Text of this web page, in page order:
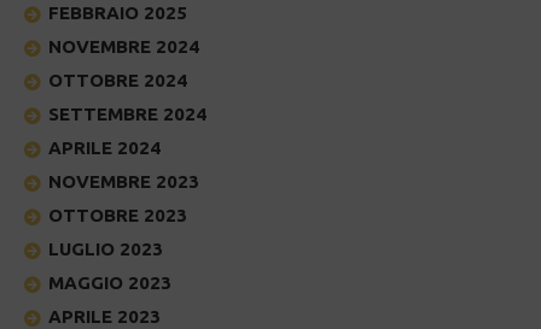
FEBBRAIO 2025
NOVEMBRE 2024
OTTOBRE 2024
SETTEMBRE 2024
APRILE 2024
NOVEMBRE 2023
OTTOBRE 2023
LUGLIO 2023
MAGGIO 2023
APRILE 2023